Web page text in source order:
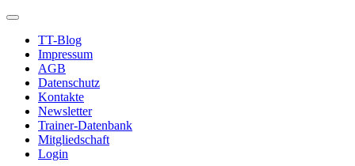
TT-Blog
Impressum
AGB
Datenschutz
Kontakte
Newsletter
Trainer-Datenbank
Mitgliedschaft
Login